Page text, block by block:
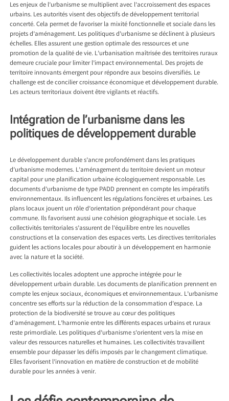
Les enjeux de l’urbanisme se multiplient avec l’accroissement des espaces
urbains. Les autorités visent des objectifs de développement territorial
concerté. Cela permet de favoriser la mixité fonctionnelle et sociale dans les
projets d’aménagement. Les politiques d’urbanisme se déclinent à plusieurs
échelles. Elles assurent une gestion optimale des ressources et une
promotion de la qualité de vie. L’urbanisation maîtrisée des territoires ruraux
demeure cruciale pour limiter l’impact environnemental. Des projets de
territoire innovants émergent pour répondre aux besoins diversifiés. Le
challenge est de concilier croissance économique et développement durable.
Les acteurs territoriaux doivent être vigilants et réactifs.
Intégration de l’urbanisme dans les
politiques de développement durable
Le développement durable s’ancre profondément dans les pratiques
d’urbanisme modernes. L’aménagement du territoire devient un moteur
capital pour une planification urbaine écologiquement responsable. Les
documents d’urbanisme de type PADD prennent en compte les impératifs
environnementaux. Ils influencent les régulations foncières et urbaines. Les
plans locaux jouent un rôle d’orientation prépondérant pour chaque
commune. Ils favorisent aussi une cohésion géographique et sociale. Les
collectivités territoriales s’assurent de l’équilibre entre les nouvelles
constructions et la conservation des espaces verts. Les directives territoriales
guident les actions locales pour aboutir à un développement en harmonie
avec la nature et la société.
Les collectivités locales adoptent une approche intégrée pour le
développement urbain durable. Les documents de planification prennent en
compte les enjeux sociaux, économiques et environnementaux. L’urbanisme
concentre ses efforts sur la réduction de la consommation d’espace. La
protection de la biodiversité se trouve au cœur des politiques
d’aménagement. L’harmonie entre les différents espaces urbains et ruraux
reste primordiale. Les politiques d’urbanisme s’orientent vers la mise en
valeur des ressources naturelles et humaines. Les collectivités travaillent
ensemble pour dépasser les défis imposés par le changement climatique.
Elles favorisent l’innovation en matière de construction et de mobilité
durable pour les années à venir.